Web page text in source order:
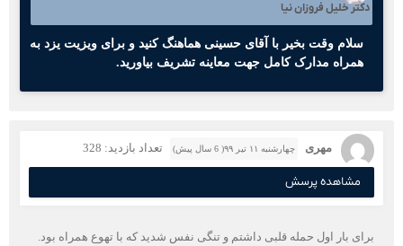
دکتر خلیل فروزان نیا
سلام وقت بخیر با آقای حسینی هماهنگ کنید و برای ویزیت یزد به
همراه مدارک کامل جهت معاینه تشریف بیاورید.
مهری چهارشنبه ۱۱ تیر ۹۹( 6 سال پیش) تعداد بازدید: 328
مشاهده پرسش
برای بار اول حمله قلبی داشتم و تنگی نفس شدید که با تهوع همراه بود.